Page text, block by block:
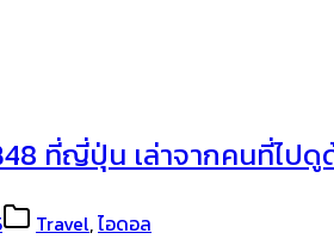
ที่ญี่ปุ่น เล่าจากคนที่ไปดู
Travel,ไอดอล